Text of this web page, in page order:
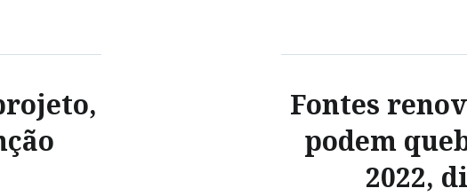
Fontes
podem
2022,